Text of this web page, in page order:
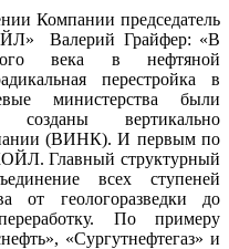
Компании председатель
Валерий Грайфер: «В
века в нефтяной
перестройка в
министерства были
вертикально
(ВИНК). И первым по
Главный структурный
всех ступеней
от геологоразведки до
По примеру
«Сургутнефтегаз» и